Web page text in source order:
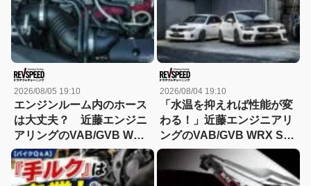
2026/08/05 19:10
エンジンルーム内のホース
は大丈夫？ 近藤エンジニ
アリングのVAB/GVB WRX
STI メンテナンス Part2 ホ
ース/配管類/排気センサ
ー/TGV編
2026/08/04 19:10
「水温を抑えれば性能が変
わる！」近藤エンジニアリ
ングのVAB/GVB WRX STI
メンテナンス Part1 ラジエ
ーター・パワーステアリン